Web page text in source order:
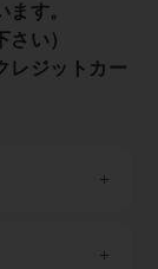
す。
い）
レジットカー